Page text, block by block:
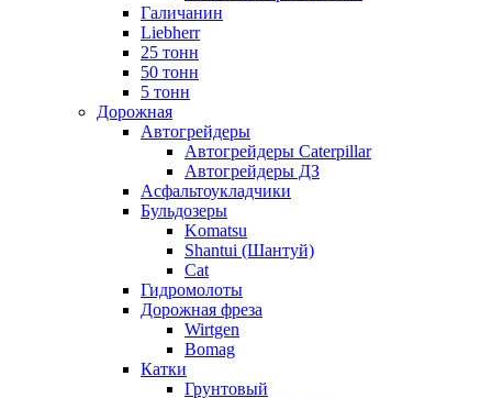
Галичанин
Liebherr
25 тонн
50 тонн
5 тонн
Дорожная
Автогрейдеры
Автогрейдеры Caterpillar
Автогрейдеры ДЗ
Асфальтоукладчики
Бульдозеры
Komatsu
Shantui (Шантуй)
Cat
Гидромолоты
Дорожная фреза
Wirtgen
Bomag
Катки
Грунтовый